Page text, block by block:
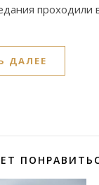
проходили
ДАЛЕЕ